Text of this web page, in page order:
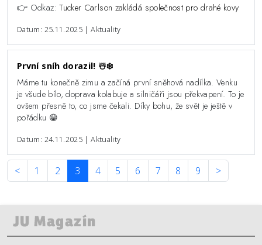
👉 Odkaz:Tucker Carlson zakládá společnost pro drahé kovy
Datum: 25.11.2025 | Aktuality
První sníh dorazil! ☃️❄️
Máme tu konečně zimu a začíná první sněhová nadílka. Venku
je všude bílo, doprava kolabuje a silničáři jsou překvapení. To je
ovšem přesně to, co jsme čekali. Díky bohu, že svět je ještě v
pořádku 😁
Datum: 24.11.2025 | Aktuality
< 1 2 3 4 5 6 7 8 9 >